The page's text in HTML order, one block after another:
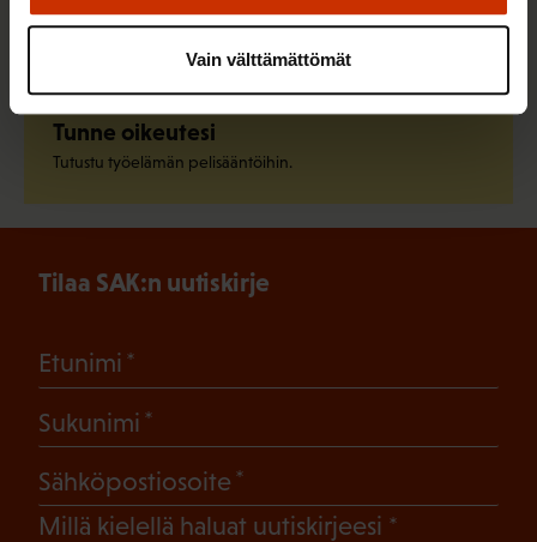
Vain välttämättömät
Tilaa SAK:n uutiskirje.
Tunne oikeutesi
Tutustu työelämän pelisääntöihin.
Tilaa SAK:n uutiskirje
Etunimi
Sukunimi
Sähköpostiosoite
Millä kielellä haluat uutiskirjeesi (Pakollinen)